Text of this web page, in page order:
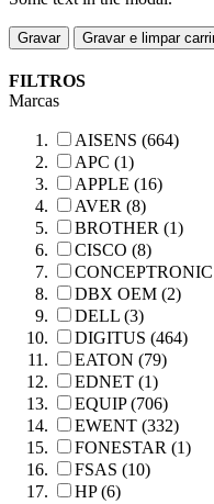
Gravar Gravar e limpar
FILTROS
Marcas
AISENS (664)
APC (1)
APPLE (16)
AVER (8)
BROTHER (1)
CISCO (8)
DBX OEM (2)
DELL (3)
DIGITUS (464)
EATON (79)
EDNET (1)
EQUIP (706)
EWENT (332)
FONESTAR (1)
FSAS (10)
HP (6)